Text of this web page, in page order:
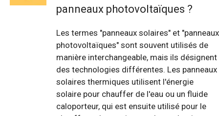
panneaux photovoltaïques ?
Les termes "panneaux solaires" et "panneaux
photovoltaïques" sont souvent utilisés de
manière interchangeable, mais ils désignent
des technologies différentes. Les panneaux
solaires thermiques utilisent l'énergie
solaire pour chauffer de l'eau ou un fluide
caloporteur, qui est ensuite utilisé pour le